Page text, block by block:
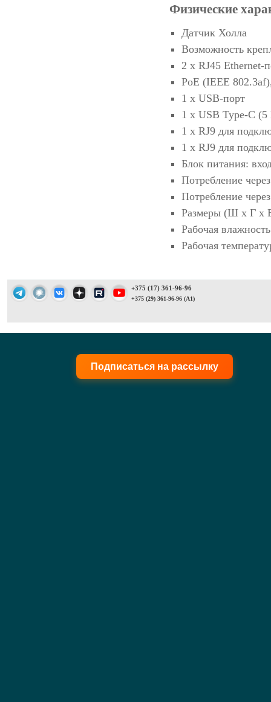
Физические
Датчик Холла
Возможность
2 х RJ45 Ethernet-
PoE (IEEE
1 x USB-порт
1 х USB Type-C
1 х RJ9 для
1 х RJ9 для
Блок питания:
Потребление
Потребление
Размеры (Ш х Г х
Рабочая
Рабочая
+375 (17) 361-96-96
+375 (29) 361-96-96 (A1)
Подписаться на рассылку